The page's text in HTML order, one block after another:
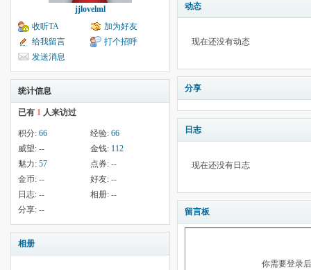
jjlovelml
收听TA
加为好友
给我留言
打个招呼
发送消息
统计信息
已有 1 人来访过
积分: 66 经验: 66
威望: -- 金钱: 112
魅力: 57 点券: --
金币: -- 好友: --
日志: -- 相册: --
分享: --
相册
动态
现在还没有动态
分享
日志
现在还没有日志
留言板
你需要登录